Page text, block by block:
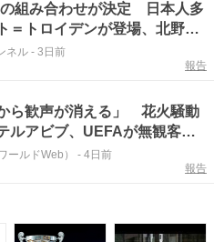
組み合わせが決定 日本人多
＝トロイデンが登場、北野颯
ツブルクは3次予選へ
ネル - 3日前
報告
ら歓声が消える」 花火騒動
ルアビブ、UEFAが無観客処
ールドWeb） - 4日前
報告